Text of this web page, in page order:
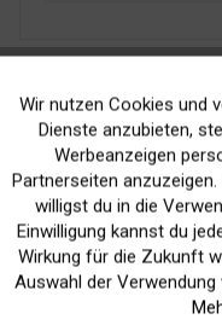
Kein Verlust
Funktionale
Marketing
Tracking
Wir nutzen Cookies und
Dienste anzubieten,
Werbeanzeigen
Partnerseiten anzuzeigen.
willigst du in die
Einwilligung kannst du
Wirkung für die Zukunft
Auswahl der